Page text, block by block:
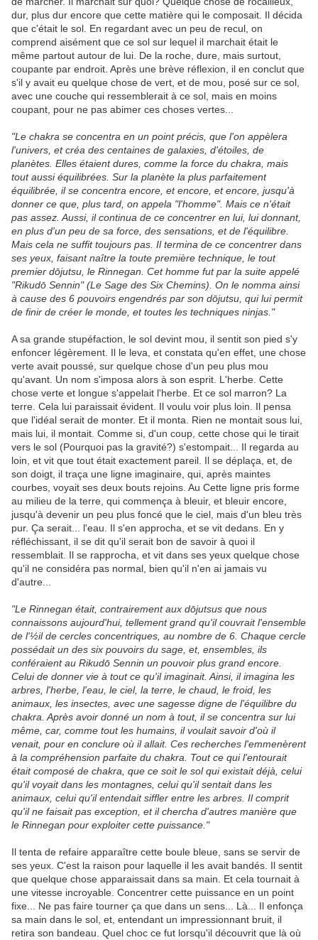
dur, plus dur encore que cette matière qui le composait. Il décida
que c'était le sol. En regardant avec un peu de recul, on
comprend aisément que ce sol sur lequel il marchait était le
même partout autour de lui. De la roche, dure, mais surtout,
coupante par endroit. Après une brève réflexion, il en conclut que
s'il y avait eu quelque chose de vert, et de mou, posé sur ce sol,
avec une couche qui ressemblerait à ce sol, mais en moins
coupant, pour ne pas abimer ces choses vertes...
"Le chakra se concentra en un point précis, que l'on appèlera
l'univers, et créa des centaines de galaxies, d'étoiles, de
planètes. Elles étaient dures, comme la force du chakra, mais
tout aussi équilibrées. Sur la planète la plus parfaitement
équilibrée, il se concentra encore, et encore, et encore, jusqu'à
donner ce que, plus tard, on appela "l'homme". Mais ce n'était
pas assez. Aussi, il continua de ce concentrer en lui, lui donnant,
en plus d'un peu de sa force, des sensations, et de l'équilibre.
Mais cela ne suffit toujours pas. Il termina de ce concentrer dans
ses yeux, faisant naître la toute première technique, le tout
premier dōjutsu, le Rinnegan. Cet homme fut par la suite appelé
"Rikudō Sennin" (Le Sage des Six Chemins). On le nomma ainsi
à cause des 6 pouvoirs engendrés par son dōjutsu, qui lui permit
de finir de créer le monde, et toutes les techniques ninjas."
A sa grande stupéfaction, le sol devint mou, il sentit son pied s'y
enfoncer légèrement. Il le leva, et constata qu'en effet, une chose
verte avait poussé, sur quelque chose d'un peu plus mou
qu'avant. Un nom s'imposa alors à son esprit. L'herbe. Cette
chose verte et longue s'appelait l'herbe. Et ce sol marron? La
terre. Cela lui paraissait évident. Il voulu voir plus loin. Il pensa
que l'idéal serait de monter. Et il monta. Rien ne montait sous lui,
mais lui, il montait. Comme si, d'un coup, cette chose qui le tirait
vers le sol (Pourquoi pas la gravité?) s'estompait... Il regarda au
loin, et vit que tout était exactement pareil. Il se déplaça, et, de
son doigt, il traça une ligne imaginaire, qui, après maintes
courbes, voyait ses deux bouts rejoins. Au Cette ligne pris forme
au milieu de la terre, qui commença à bleuir, et bleuir encore,
jusqu'à devenir un peu plus foncé que le ciel, mais d'un bleu très
pur. Ça serait... l'eau. Il s'en approcha, et se vit dedans. En y
réfléchissant, il se dit qu'il serait bon de savoir à quoi il
ressemblait. Il se rapprocha, et vit dans ses yeux quelque chose
qu'il ne considéra pas normal, bien qu'il n'en ai jamais vu
d'autre...
"Le Rinnegan était, contrairement aux dōjutsus que nous
connaissons aujourd'hui, tellement grand qu'il couvrait l'ensemble
de l'½il de cercles concentriques, au nombre de 6. Chaque cercle
possédait un des six pouvoirs du sage, et, ensembles, ils
conféraient au Rikudō Sennin un pouvoir plus grand encore.
Celui de donner vie à tout ce qu'il imaginait. Ainsi, il imagina les
arbres, l'herbe, l'eau, le ciel, la terre, le chaud, le froid, les
animaux, les insectes, avec une sagesse digne de l'équilibre du
chakra. Après avoir donné un nom à tout, il se concentra sur lui
même, car, comme tout les humains, il voulait savoir d'où il
venait, pour en conclure où il allait. Ces recherches l'emmenèrent
à la compréhension parfaite du chakra. Tout ce qui l'entourait
était composé de chakra, que ce soit le sol qui existait déjà, celui
qu'il voyait dans les montagnes, celui qu'il sentait dans les
animaux, celui qu'il entendait siffler entre les arbres. Il comprit
qu'il ne faisait pas exception, et il chercha d'autres manière que
le Rinnegan pour exploiter cette puissance."
Il tenta de refaire apparaître cette boule bleue, sans se servir de
ses yeux. C'est la raison pour laquelle il les avait bandés. Il sentit
que quelque chose apparaissait dans sa main. Et cela tournait à
une vitesse incroyable. Concentrer cette puissance en un point
fixe... Ne pas faire tourner ça que dans un sens... Là... Il enfonça
sa main dans le sol, et, entendant un impressionnant bruit, il
retira son bandeau. Quel choc ce fut lorsqu'il découvrit que là où